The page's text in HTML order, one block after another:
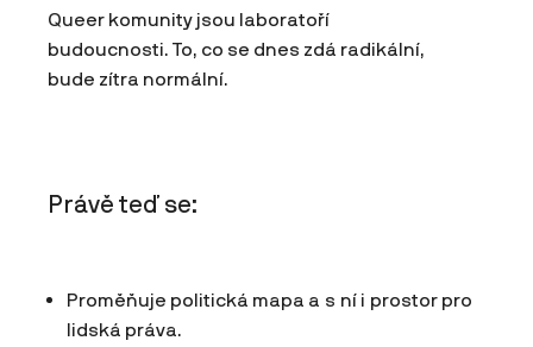
Queer komunity jsou laboratoří
budoucnosti. To, co se dnes zdá radikální,
bude zítra normální.
Právě teď se:
Proměňuje politická mapa a s ní i prostor pro
lidská práva.